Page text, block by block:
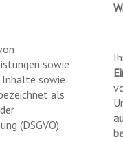
sowie
Inhalte sowie
als
(DSGVO).